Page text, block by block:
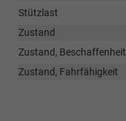
Stützlast
Zustand
Zustand, Beschaffenheit
Zustand, Fahrfähigkeit